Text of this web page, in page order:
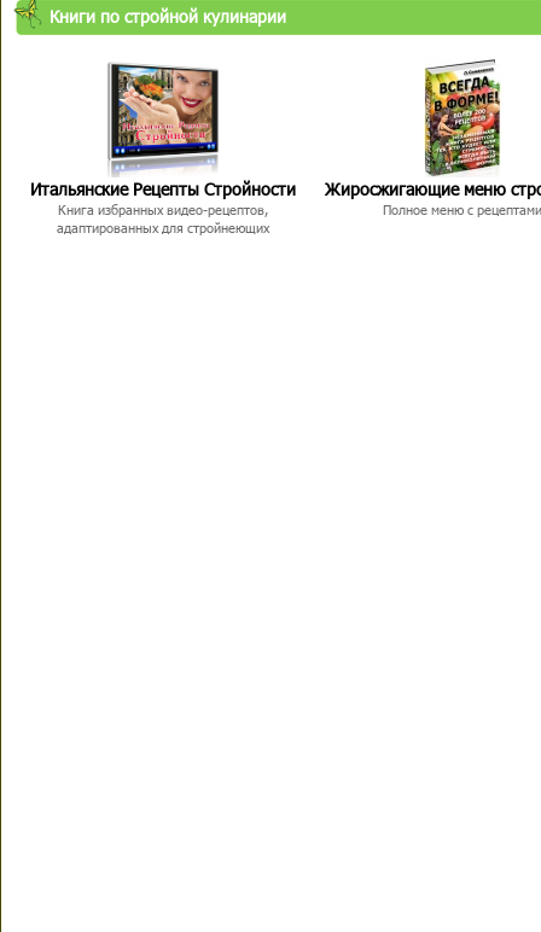
Книги по стройной кулинарии
Итальянские Рецепты Стройности
Книга избранных видео-рецептов,
адаптированных для стройнеющих
Жиросжигающие меню
Полное меню с рецептами